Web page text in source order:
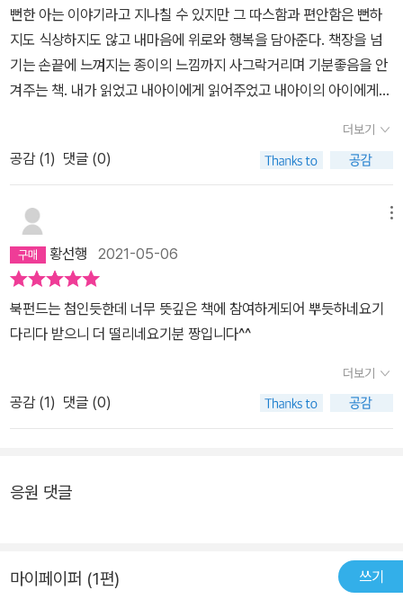
뻔한 아는 이야기라고 지나칠 수 있지만 그 따스함과 편안함은 뻔하
지도 식상하지도 않고 내마음에 위로와 행복을 담아준다. 책장을 넘
기는 손끝에 느껴지는 종이의 느낌까지 사그락거리며 기분좋음을 안
겨주는 책. 내가 읽었고 내아이에게 읽어주었고 내아이의 아이에게
은 시간이나마 마음을 어루어만져줄 수 있는 그런 친구같은 책과 행
복했다.
더보기
공감 (1) 댓글 (0)
황선행 2021-05-06
북펀드는 첨인듯한데 너무 뜻깊은 책에 참여하게되어 뿌듯하네요기
다리다 받으니 더 떨리네요기분 짱입니다^^
더보기
공감 (1) 댓글 (0)
응원 댓글
마이페이퍼 (1편) 쓰기